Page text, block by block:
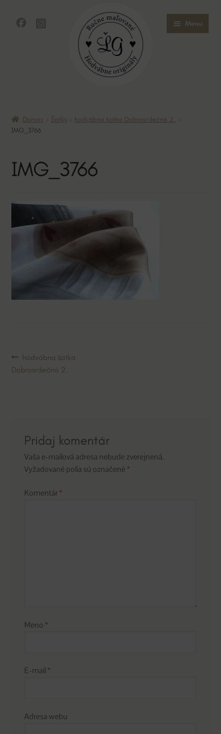
Menu
Obchod
O hodvábe
Kontakt
Domov Šatky
hodvábna šatka Dobrosrdečná 2.
IMG_3766
IMG_3766
Navigácia
Predchádzajúci
článok:
hodvábna šatka
Dobrosrdečná 2.
Pridaj komentár
Vaša e-mailová adresa nebude zverejnená.
Vyžadované polia sú označené *
Komentár*
Meno *
E-mail *
Adresa webu